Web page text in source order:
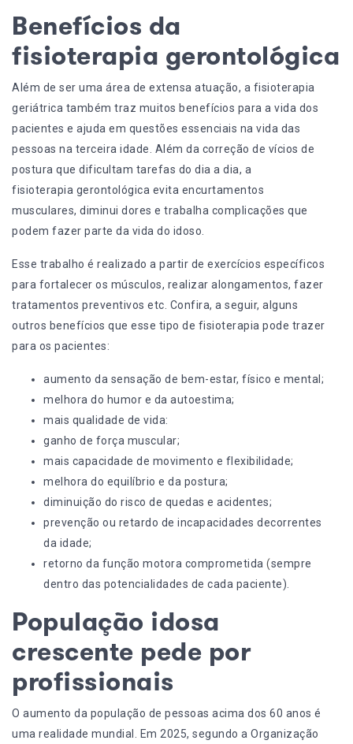
Benefícios da
fisioterapia gerontológica
Além de ser uma área de extensa atuação, a fisioterapia
geriátrica também traz muitos benefícios para a vida dos
pacientes e ajuda em questões essenciais na vida das
pessoas na terceira idade. Além da correção de vícios de
postura que dificultam tarefas do dia a dia, a
fisioterapia gerontológica evita encurtamentos
musculares, diminui dores e trabalha complicações que
podem fazer parte da vida do idoso.
Esse trabalho é realizado a partir de exercícios específicos
para fortalecer os músculos, realizar alongamentos, fazer
tratamentos preventivos etc. Confira, a seguir, alguns
outros benefícios que esse tipo de fisioterapia pode trazer
para os pacientes:
aumento da sensação de bem-estar, físico e mental;
melhora do humor e da autoestima;
mais qualidade de vida:
ganho de força muscular;
mais capacidade de movimento e flexibilidade;
melhora do equilíbrio e da postura;
diminuição do risco de quedas e acidentes;
prevenção ou retardo de incapacidades decorrentes
da idade;
retorno da função motora comprometida (sempre
dentro das potencialidades de cada paciente).
População idosa
crescente pede por
profissionais
O aumento da população de pessoas acima dos 60 anos é
uma realidade mundial. Em 2025, segundo a Organização